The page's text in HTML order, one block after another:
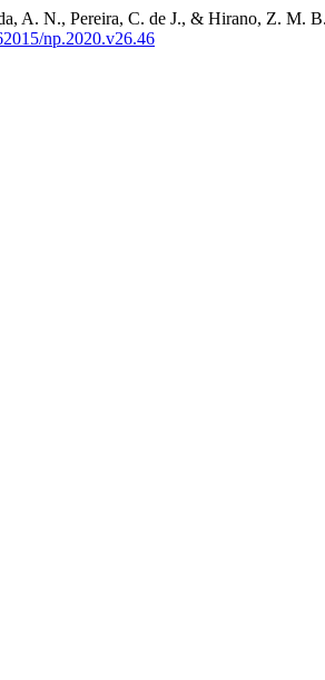
A. N., Pereira, C. de J., & Hirano, Z. M.
np.2020.v26.46